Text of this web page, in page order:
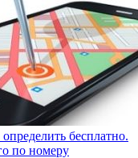
бесплатно.
по номеру